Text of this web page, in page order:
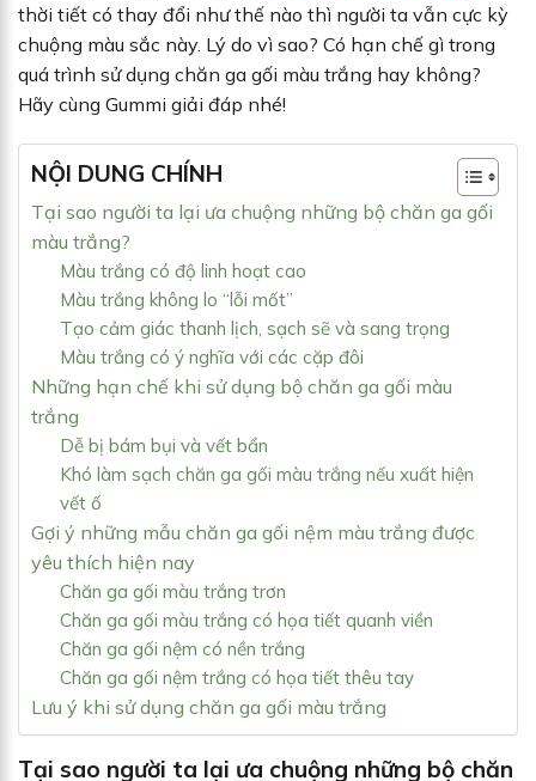
thời tiết có thay đổi như thế nào thì người ta vẫn cực kỳ
chuộng màu sắc này. Lý do vì sao? Có hạn chế gì trong
quá trình sử dụng chăn ga gối màu trắng hay không?
Hãy cùng Gummi giải đáp nhé!
NỘI DUNG CHÍNH
Tại sao người ta lại ưa chuộng những bộ chăn ga gối
màu trắng?
Màu trắng có độ linh hoạt cao
Màu trắng không lo “lỗi mốt”
Tạo cảm giác thanh lịch, sạch sẽ và sang trọng
Màu trắng có ý nghĩa với các cặp đôi
Những hạn chế khi sử dụng bộ chăn ga gối màu
trắng
Dễ bị bám bụi và vết bẩn
Khó làm sạch chăn ga gối màu trắng nếu xuất hiện
vết ố
Gợi ý những mẫu chăn ga gối nệm màu trắng được
yêu thích hiện nay
Chăn ga gối màu trắng trơn
Chăn ga gối màu trắng có họa tiết quanh viền
Chăn ga gối nệm có nền trắng
Chăn ga gối nệm trắng có họa tiết thêu tay
Lưu ý khi sử dụng chăn ga gối màu trắng
Tại sao người ta lại ưa chuộng những bộ chăn